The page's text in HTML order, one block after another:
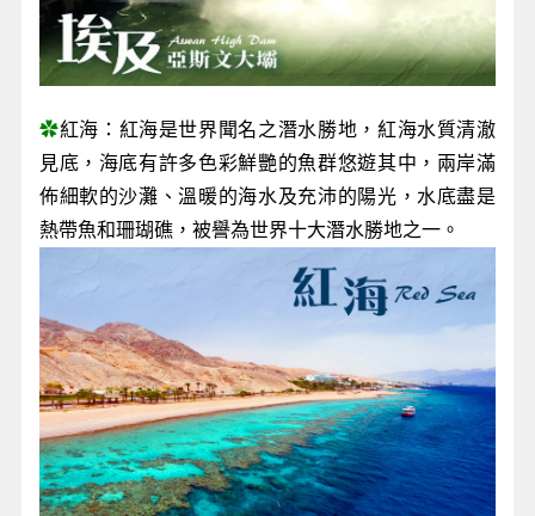
✿紅海：紅海是世界聞名之潛水勝地，紅海水質清澈
見底，海底有許多色彩鮮艷的魚群悠遊其中，兩岸滿
佈細軟的沙灘、溫暖的海水及充沛的陽光，水底盡是
熱帶魚和珊瑚礁，被譽為世界十大潛水勝地之一。